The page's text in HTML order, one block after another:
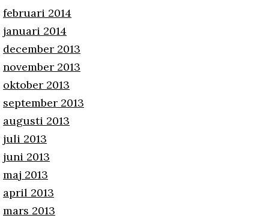
februari 2014
januari 2014
december 2013
november 2013
oktober 2013
september 2013
augusti 2013
juli 2013
juni 2013
maj 2013
april 2013
mars 2013